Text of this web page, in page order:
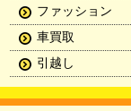
ファッション
車買取
引越し